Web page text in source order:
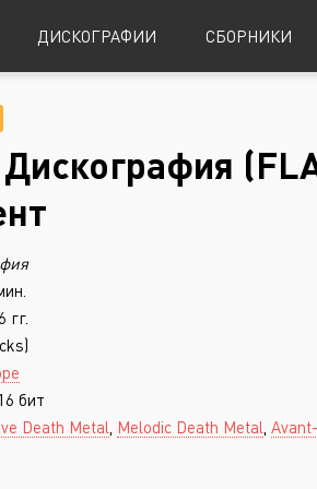
Progressive Metal
Blues
ДИСКОГРАФИИ СБОРНИКИ
гг.
бит
Death Metal Melodic Death Metal